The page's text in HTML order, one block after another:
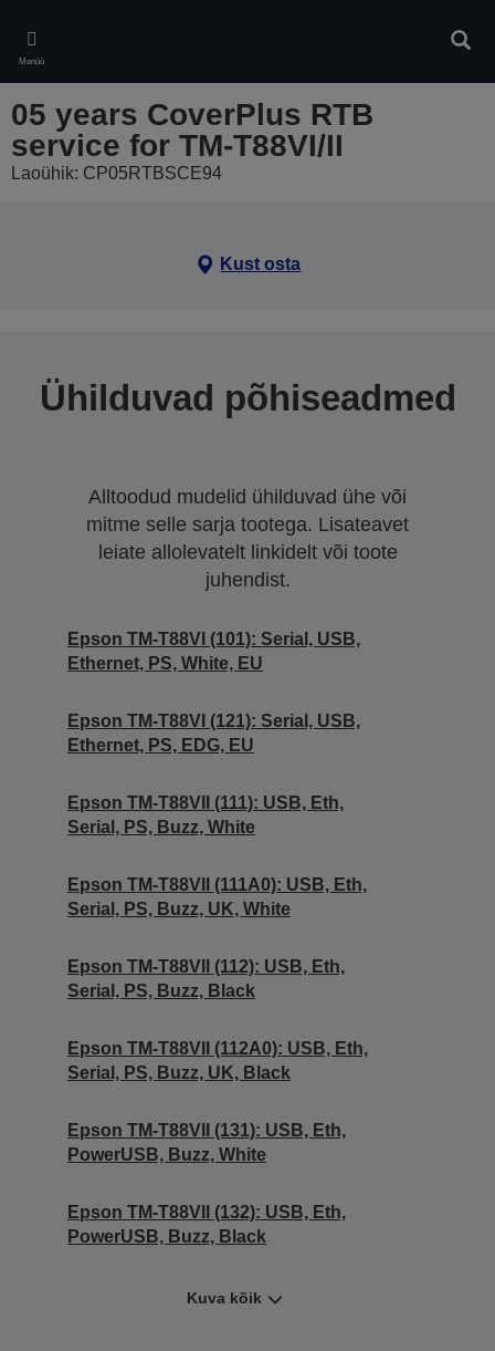
main
content
Menüü
05 years CoverPlus RTB
service for TM-T88VI/II
Laoühik: CP05RTBSCE94
Kust osta
Ühilduvad põhiseadmed
Alltoodud mudelid ühilduvad ühe või
mitme selle sarja tootega. Lisateavet
leiate allolevatelt linkidelt või toote
juhendist.
Epson TM-T88VI (101): Serial, USB,
Ethernet, PS, White, EU
Epson TM-T88VI (121): Serial, USB,
Ethernet, PS, EDG, EU
Epson TM-T88VII (111): USB, Eth,
Serial, PS, Buzz, White
Epson TM-T88VII (111A0): USB, Eth,
Serial, PS, Buzz, UK, White
Epson TM-T88VII (112): USB, Eth,
Serial, PS, Buzz, Black
Epson TM-T88VII (112A0): USB, Eth,
Serial, PS, Buzz, UK, Black
Epson TM-T88VII (131): USB, Eth,
PowerUSB, Buzz, White
Epson TM-T88VII (132): USB, Eth,
PowerUSB, Buzz, Black
Kuva kõik